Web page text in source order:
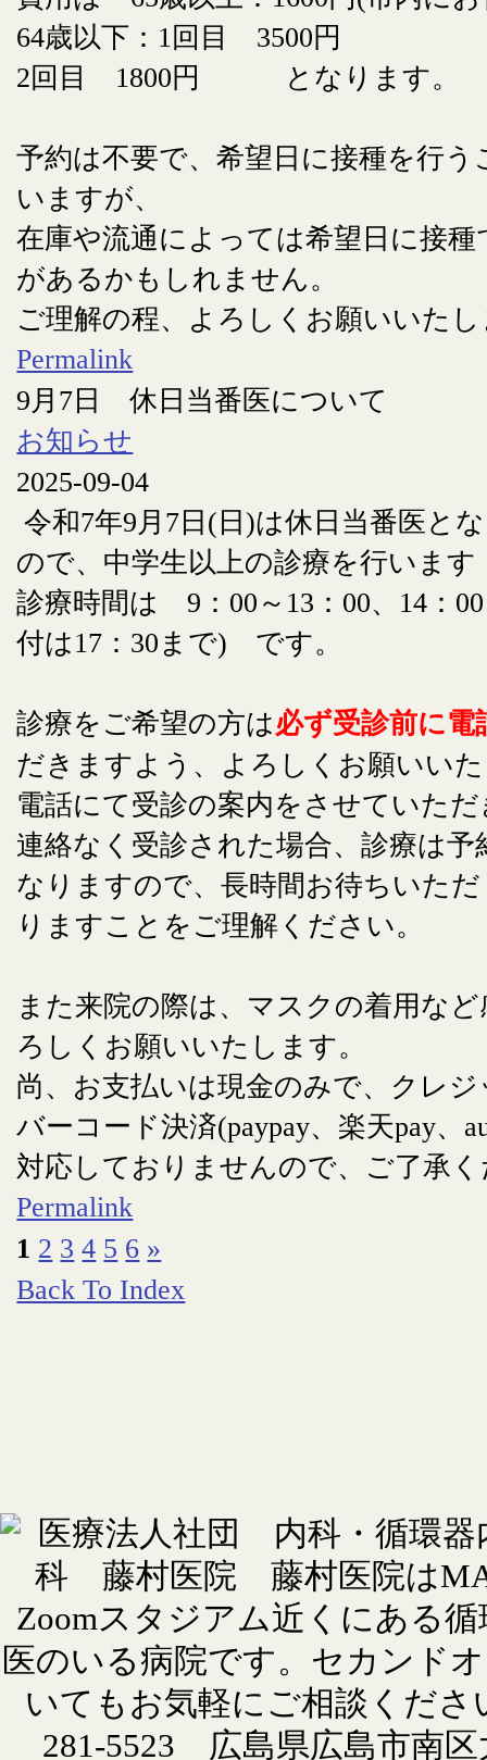
64歳以下：1回目 3500円
2回目 1800円 となります。
予約は不要で、希望日に接種を行う
いますが、
在庫や流通によっては希望日に接
があるかもしれません。
ご理解の程、よろしくお願いいた
Permalink
9月7日 休日当番医について
お知らせ
2025-09-04
令和7年9月7日(日)は休日当番医と
ので、中学生以上の診療を行います
診療時間は 9：00～13：00、14：
付は17：30まで) です。
診療をご希望の方は必ず受診前に電
だきますよう、よろしくお願いい
電話にて受診の案内をさせていた
連絡なく受診された場合、診療は予
なりますので、長時間お待ちいた
りますことをご理解ください。
また来院の際は、マスクの着用な
ろしくお願いいたします。
尚、お支払いは現金のみで、クレ
バーコード決済(paypay、楽天pay、
対応しておりませんので、ご了承
Permalink
1 2 3 4 5 6 »
Back To Index